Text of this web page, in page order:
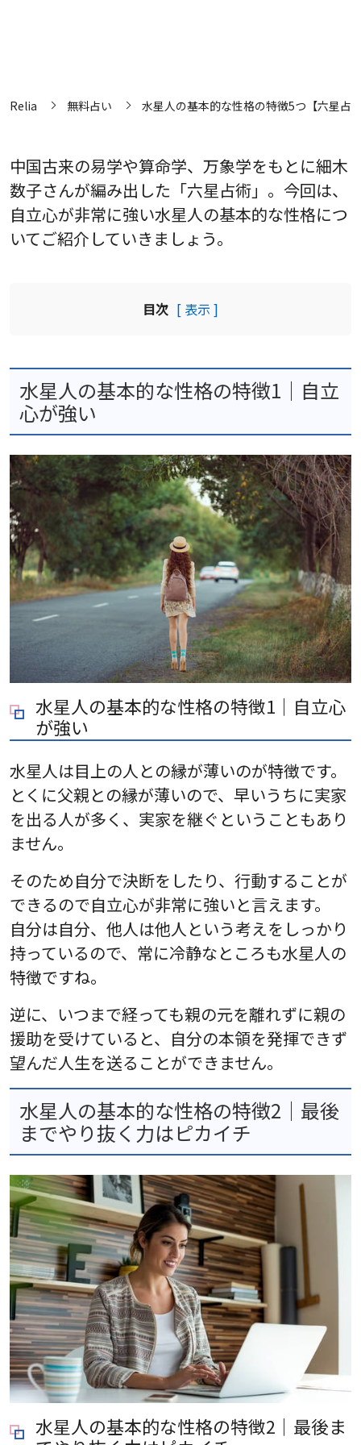
Relia 無料占い 水星人の基本的な性格の特徴5つ【六星占
中国古来の易学や算命学、万象学をもとに細木
数子さんが編み出した「六星占術」。今回は、
自立心が非常に強い水星人の基本的な性格につ
いてご紹介していきましょう。
目次 [ 表示 ]
水星人の基本的な性格の特徴1｜自立
心が強い
水星人の基本的な性格の特徴1｜自立心
が強い
水星人は目上の人との縁が薄いのが特徴です。
とくに父親との縁が薄いので、早いうちに実家
を出る人が多く、実家を継ぐということもあり
ません。
そのため自分で決断をしたり、行動することが
できるので自立心が非常に強いと言えます。
自分は自分、他人は他人という考えをしっかり
持っているので、常に冷静なところも水星人の
特徴ですね。
逆に、いつまで経っても親の元を離れずに親の
援助を受けていると、自分の本領を発揮できず
望んだ人生を送ることができません。
水星人の基本的な性格の特徴2｜最後
までやり抜く力はピカイチ
水星人の基本的な性格の特徴2｜最後ま